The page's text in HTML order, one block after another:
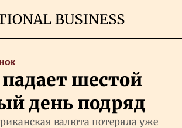
шестой
день подряд
валюта потеряла уже